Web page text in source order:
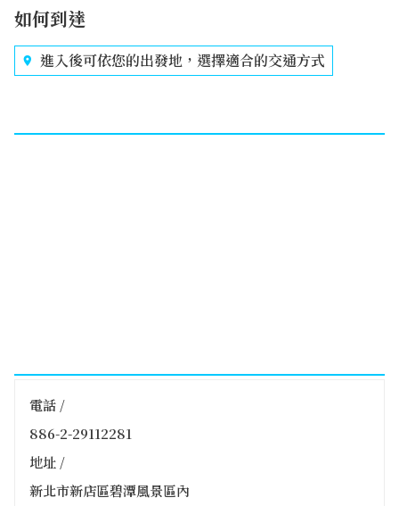
如何到達
進入後可依您的出發地，選擇適合的交通方式
電話 /
886-2-29112281
地址 /
新北市新店區碧潭風景區內